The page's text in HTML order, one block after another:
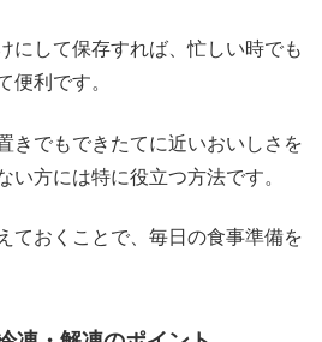
にして保存すれば、忙しい時でも
便利です。
きでもできたてに近いおいしさを
い方には特に役立つ方法です。
ておくことで、毎日の食事準備を